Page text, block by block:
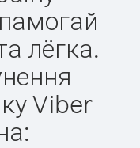
лёгка.
Viber